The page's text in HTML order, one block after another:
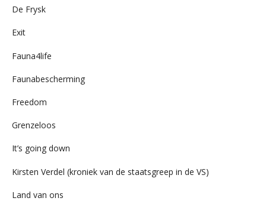
De Frysk
Exit
Fauna4life
Faunabescherming
Freedom
Grenzeloos
It’s going down
Kirsten Verdel (kroniek van de staatsgreep in de VS)
Land van ons